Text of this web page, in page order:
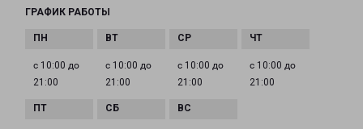
ГРАФИК РАБОТЫ
с 10:00 до
21:00
с 10:00 до
21:00
с 10:00 до
21:00
с 10:00 до
21:00